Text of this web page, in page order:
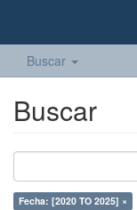
Buscar
Buscar
Fecha: [2020 TO 2025] ×